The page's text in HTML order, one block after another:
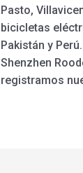
Pasto,
bicicletas
Pakistán y
Shenzhen
registramos